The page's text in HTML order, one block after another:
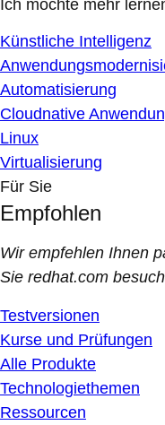
Ich möchte mehr
Künstliche Intelligenz
Automatisierung
Cloudnative
Linux
Virtualisierung
Für Sie
Empfohlen
Wir empfehlen Ihnen
Sie redhat.com
Testversionen
Kurse und Prüfungen
Alle Produkte
Technologiethemen
Ressourcen